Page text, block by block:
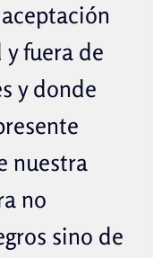
fuera de
y donde
nuestra
no
sino de